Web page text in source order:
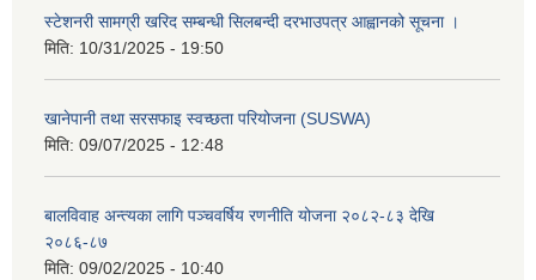
स्टेशनरी सामग्री खरिद सम्बन्धी सिलबन्दी दरभाउपत्र आह्वानको सूचना ।
मिति: 10/31/2025 - 19:50
खानेपानी तथा सरसफाइ स्वच्छता परियोजना (SUSWA)
मिति: 09/07/2025 - 12:48
बालविवाह अन्त्यका लागि पञ्चवर्षिय रणनीति योजना २०८२-८३ देखि
२०८६-८७
मिति: 09/02/2025 - 10:40